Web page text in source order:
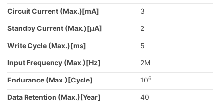
Circuit Current (Max.)[mA] 3
Standby Current (Max.)[μA] 2
Write Cycle (Max.)[ms] 5
Input Frequency (Max.)[Hz] 2M
Endurance (Max.)[Cycle] 106
Data Retention (Max.)[Year] 40